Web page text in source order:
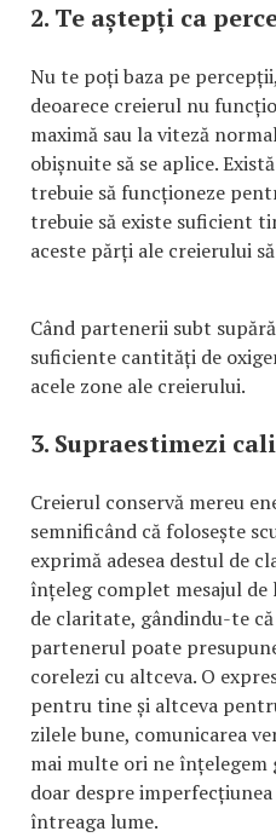
2. Te aștepți ca
Nu te poți baza pe
deoarece creierul nu
maximă sau la viteză
obișnuite să se aplice.
trebuie să funcționeze
trebuie să existe suficient
aceste părți ale creierului
Când partenerii subt
suficiente cantități de
acele zone ale creierului.
3. Supraestimezi
Creierul conservă mereu
semnificând că folosește
exprimă adesea destul de
înțeleg complet mesajul
de claritate, gândindu-te
partenerul poate
corelezi cu altceva. O
pentru tine și altceva
zilele bune, comunicarea
mai multe ori ne înțelegem
doar despre
întreaga lume.